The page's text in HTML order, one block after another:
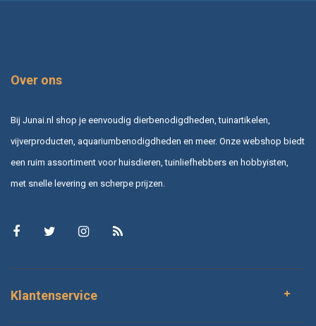
Over ons
Bij Junai.nl shop je eenvoudig dierbenodigdheden, tuinartikelen,
vijverproducten, aquariumbenodigdheden en meer. Onze webshop biedt
een ruim assortiment voor huisdieren, tuinliefhebbers en hobbyisten,
met snelle levering en scherpe prijzen.
Klantenservice